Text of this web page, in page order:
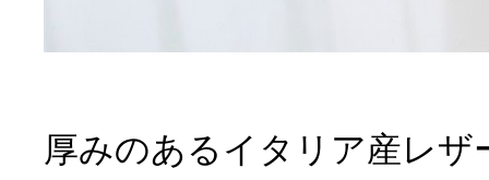
厚みのあるイタリア産レザ